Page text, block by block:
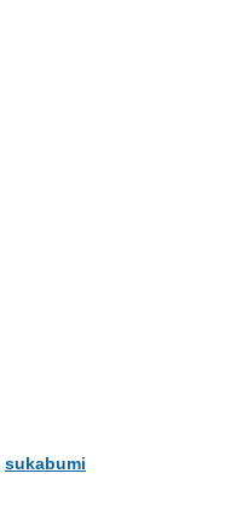
sukabumi